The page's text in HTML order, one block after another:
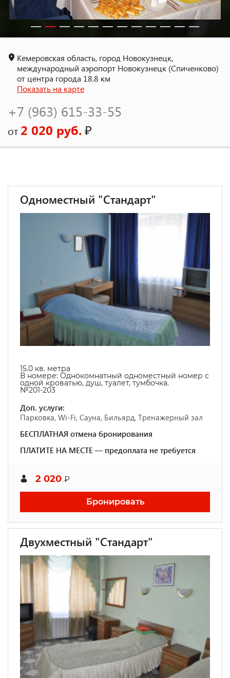
Кемеровская область, город Новокузнецк,
международный аэропорт Новокузнецк (Спиченково)
от центра города 18.8 км
Показать на карте
+7 (963) 615-33-55
от 2 020 руб.₽
Одноместный "Стандарт"
15.0 кв. метра
В номере: Однокомнатный одноместный номер с
одной кроватью, душ, туалет, тумбочка.
№201-203
Доп. услуги:
Парковка, Wi-Fi, Сауна, Бильярд, Тренажерный зал
БЕСПЛАТНАЯ отмена бронирования
ПЛАТИТЕ НА МЕСТЕ — предоплата не требуется
2 020 ₽
Бронировать
Двухместный "Стандарт"